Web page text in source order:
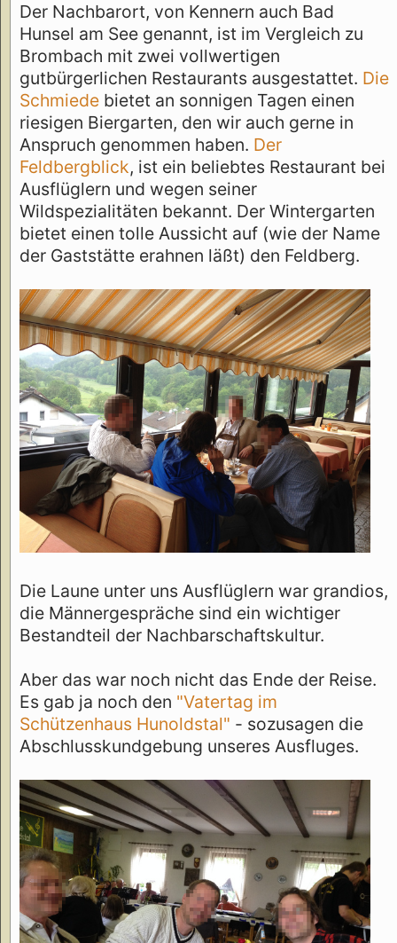
Der Nachbarort, von Kennern auch Bad
Hunsel am See genannt, ist im Vergleich zu
Brombach mit zwei vollwertigen
gutbürgerlichen Restaurants ausgestattet. Die
Schmiede bietet an sonnigen Tagen einen
riesigen Biergarten, den wir auch gerne in
Anspruch genommen haben. Der
Feldbergblick, ist ein beliebtes Restaurant bei
Ausflüglern und wegen seiner
Wildspezialitäten bekannt. Der Wintergarten
bietet einen tolle Aussicht auf (wie der Name
der Gaststätte erahnen läßt) den Feldberg.
Die Laune unter uns Ausflüglern war grandios,
die Männergespräche sind ein wichtiger
Bestandteil der Nachbarschaftskultur.
Aber das war noch nicht das Ende der Reise.
Es gab ja noch den "Vatertag im
Schützenhaus Hunoldstal" - sozusagen die
Abschlusskundgebung unseres Ausfluges.